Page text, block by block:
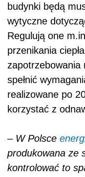
budynki będą
wytyczne
Regulują one
przenikania
zapotrzebowania
spełnić
realizowane po
korzystać z
– W Polsce
produkowana ze
kontrolować to